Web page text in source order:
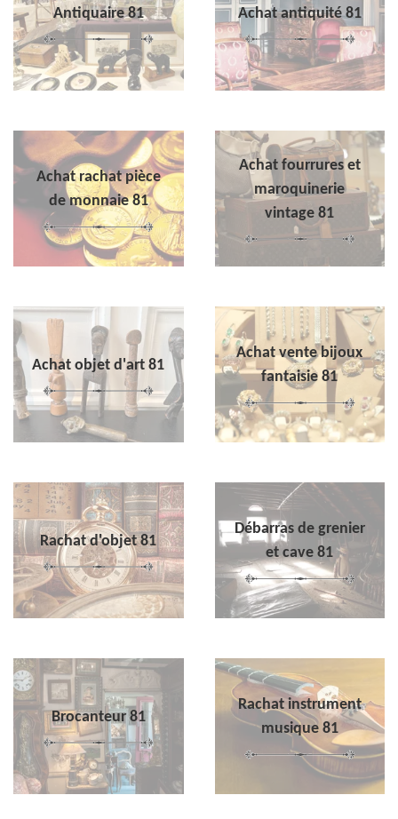
Antiquaire 81 Achat antiquité 81
Achat rachat pièce
de monnaie 81
Achat fourrures et
maroquinerie
vintage 81
Achat objet d'art 81
Achat vente bijoux
fantaisie 81
Rachat d'objet 81
Débarras de grenier
et cave 81
Brocanteur 81
Rachat instrument
musique 81